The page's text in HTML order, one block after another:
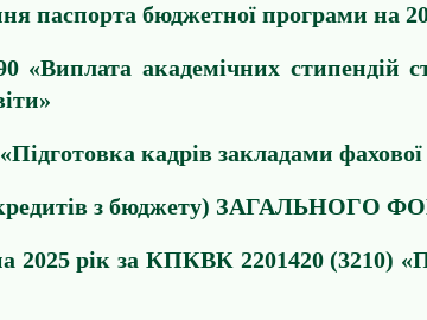
паспорта бюджетної програми на
академічних стипендій
кадрів закладами фахової
кредитів з бюджету) ЗАГАЛЬНОГО
рік за КПКВК 2201420 (3210)